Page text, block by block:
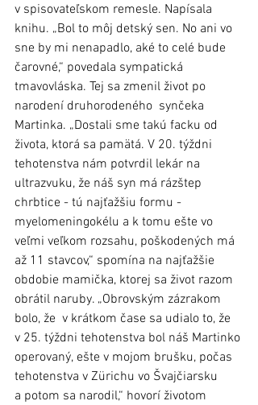
v spisovateľskom remesle. Napísala
knihu. „Bol to môj detský sen. No ani vo
sne by mi nenapadlo, aké to celé bude
čarovné,“ povedala sympatická
tmavovláska. Tej sa zmenil život po
narodení druhorodeného  synčeka
Martinka. „Dostali sme takú facku od
života, ktorá sa pamätá. V 20. týždni
tehotenstva nám potvrdil lekár na
ultrazvuku, že náš syn má rázštep
chrbtice - tú najťažšiu formu -
myelomeningokélu a k tomu ešte vo
veľmi veľkom rozsahu, poškodených má
až 11 stavcov,“ spomína na najťažšie
obdobie mamička, ktorej sa život razom
obrátil naruby. „Obrovským zázrakom
bolo, že  v krátkom čase sa udialo to, že
v 25. týždni tehotenstva bol náš Martinko
operovaný, ešte v mojom brušku, počas
tehotenstva v Zürichu vo Švajčiarsku
a potom sa narodil,“ hovorí životom